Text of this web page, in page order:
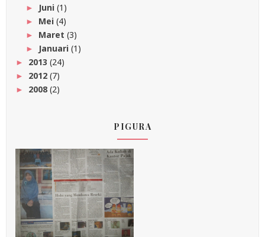
► Juni (1)
► Mei (4)
► Maret (3)
► Januari (1)
► 2013 (24)
► 2012 (7)
► 2008 (2)
PIGURA